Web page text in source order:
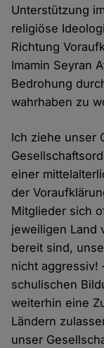
Unterstützung
religiöse
Richtung
Imamin Seyran
Bedrohung
wahrhaben zu
Ich ziehe unser
einer
der
Mitglieder sich
jeweiligen Land
bereit sind,
nicht aggressiv!
schulischen
weiterhin eine
Ländern
unser